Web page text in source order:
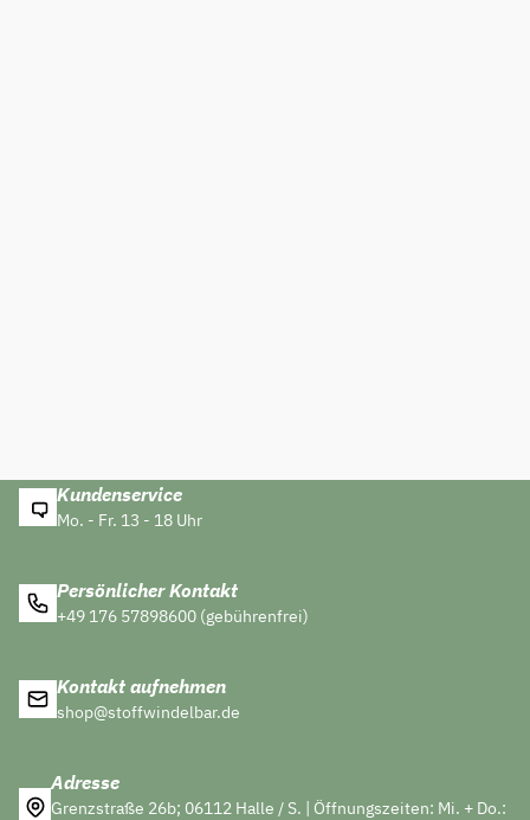
Kundenservice
Mo. - Fr. 13 - 18 Uhr
Persönlicher Kontakt
+49 176 57898600 (gebührenfrei)
Kontakt aufnehmen
shop@stoffwindelbar.de
Adresse
Grenzstraße 26b; 06112 Halle / S. | Öffnungszeiten: Mi. + Do.: